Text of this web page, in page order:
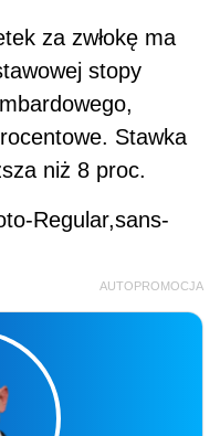
za zwłokę ma
stopy
Stawka
niż 8 proc.
Regular,sans-
AUTOPROMOCJA